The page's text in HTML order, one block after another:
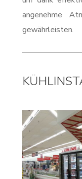
angenehme
gewährleisten.